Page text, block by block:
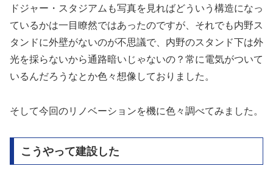
ドジャー・スタジアムも写真を見ればどういう構造になっ
ているかは一目瞭然ではあったのですが、それでも内野ス
タンドに外壁がないのが不思議で、内野のスタンド下は外
光を採らないから通路暗いじゃないの？常に電気がついて
いるんだろうなとか色々想像しておりました。
そして今回のリノベーションを機に色々調べてみました。
こうやって建設した